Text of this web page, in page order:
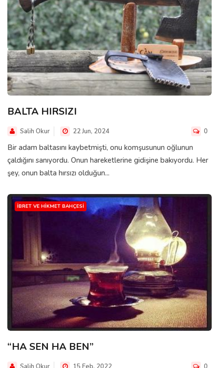
BALTA HIRSIZI
Salih Okur 22 Jun, 2024 0
Bir adam baltasını kaybetmişti, onu komşusunun oğlunun
çaldığını sanıyordu. Onun hareketlerine gidişine bakıyordu. Her
şey, onun balta hırsızı olduğun...
İBRET VE HIKMET BAHÇESI
“HA SEN HA BEN”